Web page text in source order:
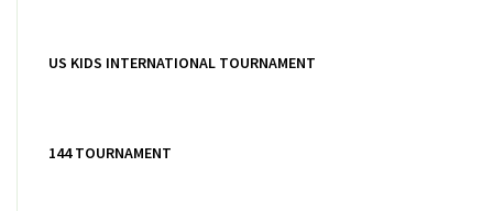
US KIDS INTERNATIONAL TOURNAMENT
144 TOURNAMENT